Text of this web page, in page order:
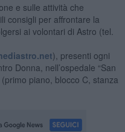
e sulle attività che
consigli per affrontare la
ai volontari di Astro (tel.
), presenti ogni
Donna, nell’ospedale “San
piano, blocco C, stanza